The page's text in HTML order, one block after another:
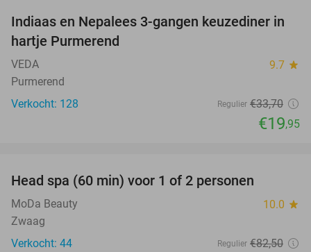
41%
Indiaas en Nepalees 3-gangen keuzediner in
hartje Purmerend
VEDA 9.7 star
Purmerend
Verkocht: 128
Regulier €33,70
€19,95
Head spa (60 min) voor 1 of 2 personen
MoDa Beauty 10.0 star
Zwaag
Verkocht: 44
Regulier €82,50